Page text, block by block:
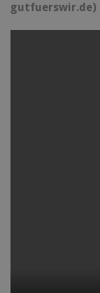
gutfuerswir.de)